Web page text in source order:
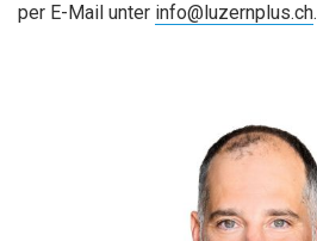
per E-Mail unter info@luzernplus.ch.